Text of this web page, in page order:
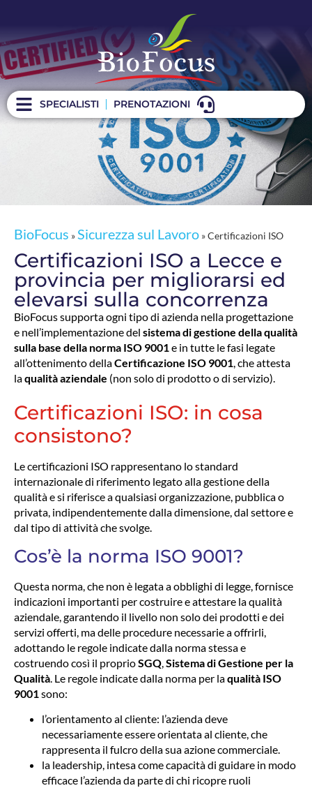
SPECIALISTI PRENOTAZIONI
Certificazioni ISO
BioFocus »Sicurezza sul Lavoro »Certificazioni ISO
Certificazioni ISO a Lecce e
provincia per migliorarsi ed
elevarsi sulla concorrenza
BioFocus supporta ogni tipo di azienda nella progettazione
e nell’implementazione del sistema di gestione della qualità
sulla base della norma ISO 9001e in tutte le fasi legate
all’ottenimento dellaCertificazione ISO 9001, che attesta
laqualità aziendale (non solo di prodotto o di servizio).
Certificazioni ISO: in cosa
consistono?
Le certificazioni ISO rappresentano lo standard
internazionale di riferimento legato alla gestione della
qualità e si riferisce a qualsiasi organizzazione, pubblica o
privata, indipendentemente dalla dimensione, dal settore e
dal tipo di attività che svolge.
Cos’è la norma ISO 9001?
Questa norma, che non è legata a obblighi di legge, fornisce
indicazioni importanti per costruire e attestare la qualità
aziendale, garantendo il livello non solo dei prodotti e dei
servizi offerti, ma delle procedure necessarie a offrirli,
adottando le regole indicate dalla norma stessa e
costruendo così il proprioSGQ Sistema di Gestione per la
Qualità . Le regole indicate dalla norma per laqualità ISO
9001 sono:
l’orientamento al cliente: l’azienda deve
necessariamente essere orientata al cliente, che
rappresenta il fulcro della sua azione commerciale.
la leadership, intesa come capacità di guidare in modo
efficace l’azienda da parte di chi ricopre ruoli